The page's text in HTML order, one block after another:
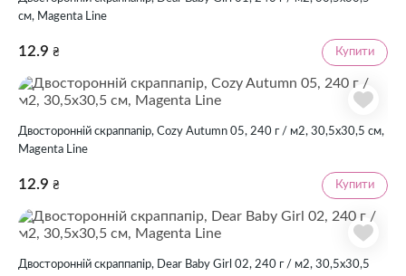
см, Magenta Line
12.9 ₴ Купити
Двосторонній скраппапір, Cozy Autumn 05, 240 г / м2, 30,5х30,5 см,
Magenta Line
12.9 ₴ Купити
Двосторонній скраппапір, Dear Baby Girl 02, 240 г / м2, 30,5х30,5